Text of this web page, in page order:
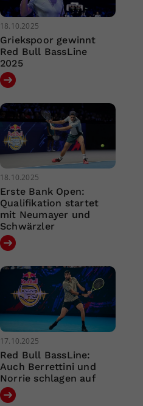
18.10.2025
Griekspoor gewinnt
Red Bull BassLine
2025
18.10.2025
Erste Bank Open:
Qualifikation startet
mit Neumayer und
Schwärzler
17.10.2025
Red Bull BassLine:
Auch Berrettini und
Norrie schlagen auf